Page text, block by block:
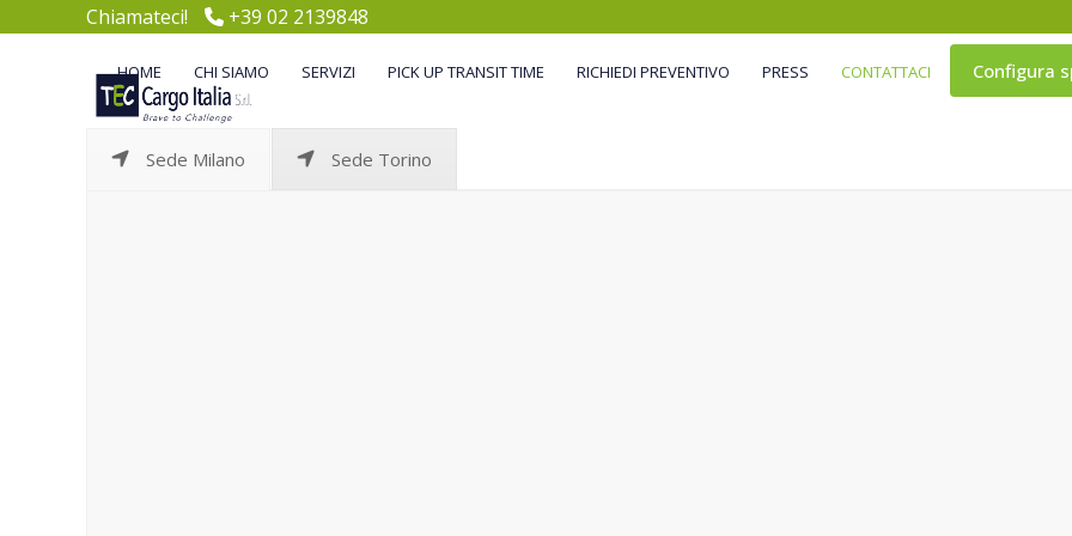
to
Chiamateci! +39 02 2139848
HOME CHI SIAMO SERVIZI PICK UP TRANSIT TIME RICHIEDI PREVENTIVO PRESS CONTATTACI Configura
Sede Milano Sede Torino